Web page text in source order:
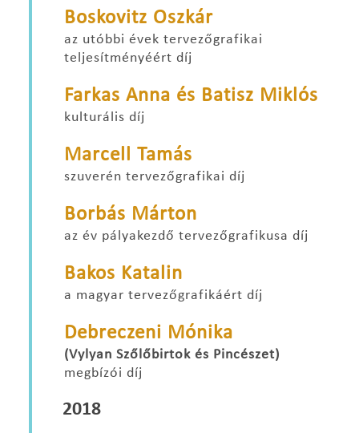
Boskovitz Oszkár
az utóbbi évek tervezőgrafikai
teljesítményéért díj
Farkas Anna és Batisz Miklós
kulturális díj
Marcell Tamás
szuverén tervezőgrafikai díj
Borbás Márton
az év pályakezdő tervezőgrafikusa díj
Bakos Katalin
a magyar tervezőgrafikáért díj
Debreczeni Mónika
(Vylyan Szőlőbirtok és Pincészet)
megbízói díj
2018